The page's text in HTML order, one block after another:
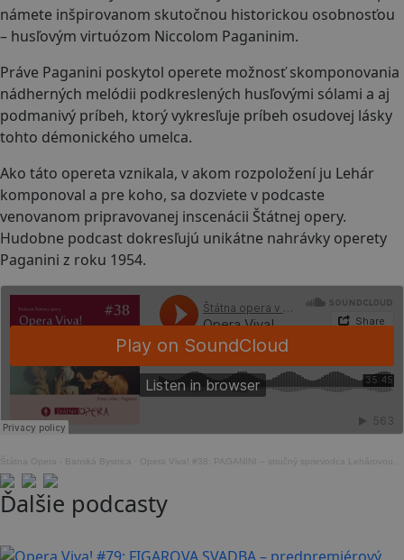
námete inšpirovanom skutočnou historickou osobnosťou
– husľovým virtuózom Niccolom Paganinim.
Práve Paganini poskytol operete možnosť skomponovania
nádherných melódii podkreslených husľovými sólami a aj
podmanivý príbeh, ktorý vykresľuje príbeh osudovej lásky
tohto démonického umelca.
Ako táto opereta vznikala, v akom rozpoložení ju Lehár
komponoval a pre koho, sa dozviete v podcaste
venovanom pripravovanej inscenácii Štátnej opery.
Hudobne podcast dokresľujú unikátne nahrávky operety
Paganini z roku 1954.
Štátna Opera - Banská Bystrica Opera Viva! #38: PAGANINI – stručný sprievodca Lehárovou operetou
Ďalšie podcasty